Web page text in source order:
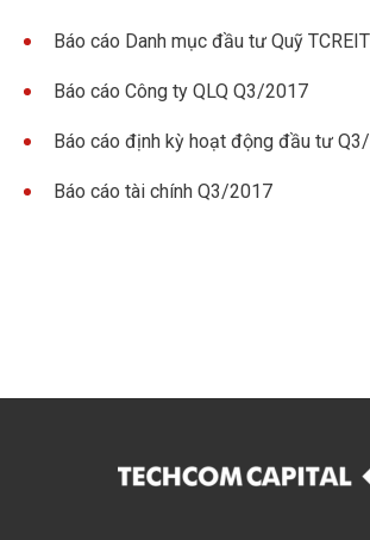
Báo cáo Danh mục đầu tư Quỹ
Báo cáo Công ty QLQ Q3/2017
Báo cáo định kỳ hoạt động đầu tư
Báo cáo tài chính Q3/2017